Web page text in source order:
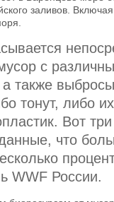
заливов.
с
также
тонут, либо
Вот
что
WWF России.